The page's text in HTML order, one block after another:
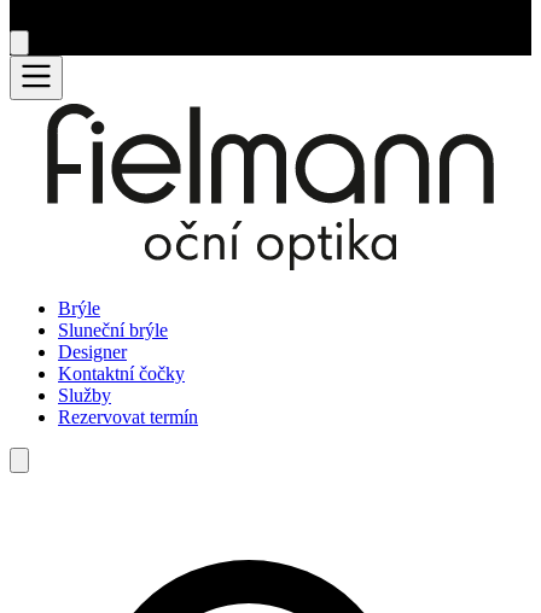
Brýle
Sluneční brýle
Designer
Kontaktní čočky
Služby
Rezervovat termín